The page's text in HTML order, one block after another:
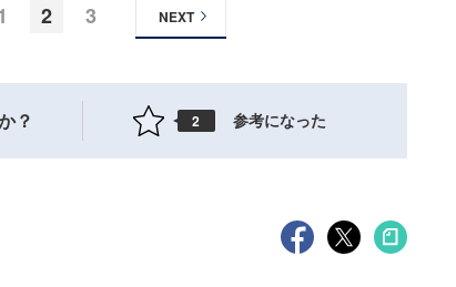
2 3 NEXT
？ 2 参考になった